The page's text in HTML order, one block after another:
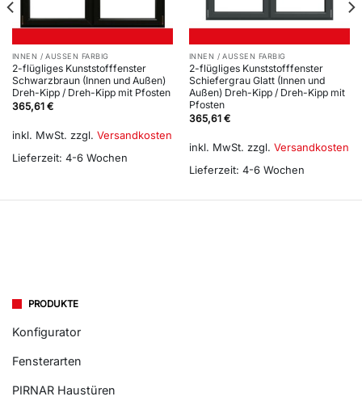
INNEN / AUSSEN FARBIG
2-flügliges Kunststofffenster
Schwarzbraun (Innen und Außen)
Dreh-Kipp / Dreh-Kipp mit Pfosten
365,61 €
inkl. MwSt. zzgl. Versandkosten
Lieferzeit: 4-6 Wochen
INNEN / AUSSEN FARBIG
2-flügliges Kunststofffenster
Schiefergrau Glatt (Innen und
Außen) Dreh-Kipp / Dreh-Kipp mit
Pfosten
365,61 €
inkl. MwSt. zzgl. Versandkosten
Lieferzeit: 4-6 Wochen
PRODUKTE
Konfigurator
Fensterarten
PIRNAR Haustüren